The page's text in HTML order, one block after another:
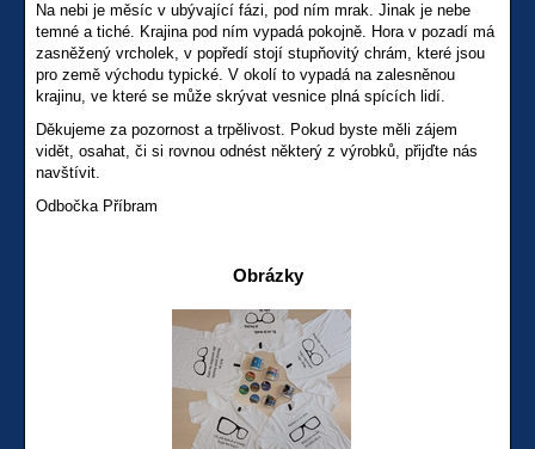
Na nebi je měsíc v ubývající fázi, pod ním mrak. Jinak je nebe
temné a tiché. Krajina pod ním vypadá pokojně. Hora v pozadí má
zasněžený vrcholek, v popředí stojí stupňovitý chrám, které jsou
pro země východu typické. V okolí to vypadá na zalesněnou
krajinu, ve které se může skrývat vesnice plná spících lidí.
Děkujeme za pozornost a trpělivost. Pokud byste měli zájem
vidět, osahat, či si rovnou odnést některý z výrobků, přijďte nás
navštívit.
Odbočka Příbram
Obrázky